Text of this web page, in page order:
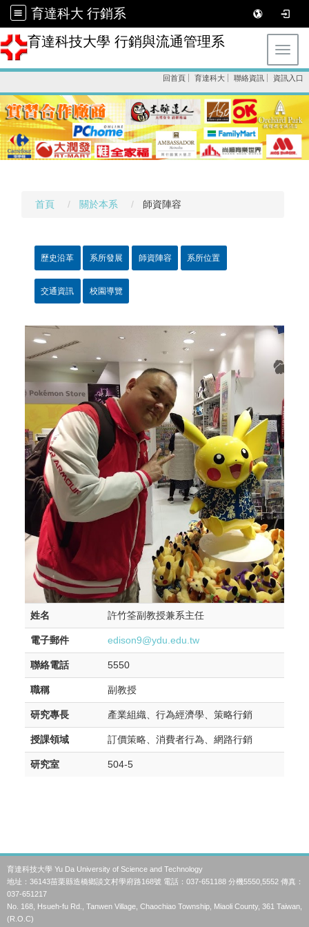
育達科大 行銷系
育達科技大學 行銷與流通管理系
回首頁 育達科大 聯絡資訊 資訊入口
首頁 關於本系 師資陣容
歷史沿革 系所發展 師資陣容 系所位置
交通資訊 校園導覽
姓名 許竹筌副教授兼系主任
電子郵件 edison9@ydu.edu.tw
聯絡電話 5550
職稱 副教授
研究專長 產業組織、行為經濟學、策略行銷
授課領域 訂價策略、消費者行為、網路行銷
研究室 504-5
育達科技大學 Yu Da University of Science and Technology
地址：36143苗栗縣造橋鄉談文村學府路168號 電話：037-651188 分機5550,5552 傳真：
037-651217
No. 168, Hsueh-fu Rd., Tanwen Village, Chaochiao Township, Miaoli County, 361 Taiwan,
(R.O.C)